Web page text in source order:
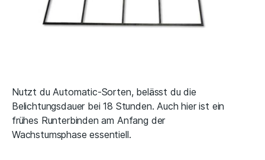
Nutzt du Automatic-Sorten, belässt du die
Belichtungsdauer bei 18 Stunden. Auch hier ist ein
frühes Runterbinden am Anfang der
Wachstumsphase essentiell.